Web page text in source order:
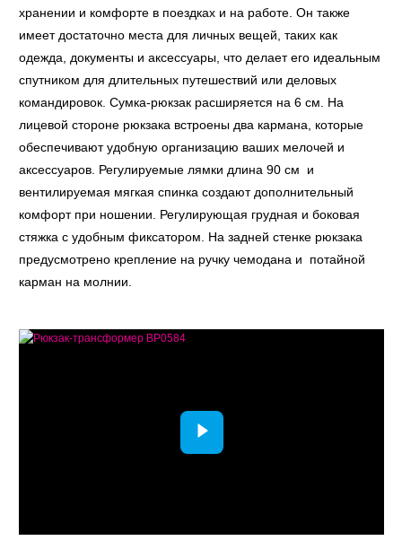
хранении и комфорте в поездках и на работе. Он также
имеет достаточно места для личных вещей, таких как
одежда, документы и аксессуары, что делает его идеальным
спутником для длительных путешествий или деловых
командировок. Сумка-рюкзак расширяется на 6 см. На
лицевой стороне рюкзака встроены два кармана, которые
обеспечивают удобную организацию ваших мелочей и
аксессуаров. Регулируемые лямки длина 90 см и
вентилируемая мягкая спинка создают дополнительный
комфорт при ношении. Регулирующая грудная и боковая
стяжка с удобным фиксатором. На задней стенке рюкзака
предусмотрено крепление на ручку чемодана и потайной
карман на молнии.